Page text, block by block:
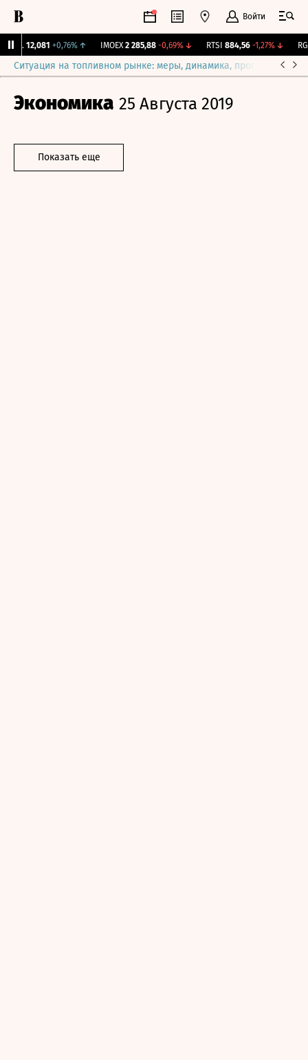
Войти
12,081 +0,76%↑ IMOEX 2 285,88 -0,69%↓ RTSI 884,56 -1,27%↓
Ситуация на топливном рынке: меры, динамика, прогнозы
Экономика 25 Августа 2019
Показать еще